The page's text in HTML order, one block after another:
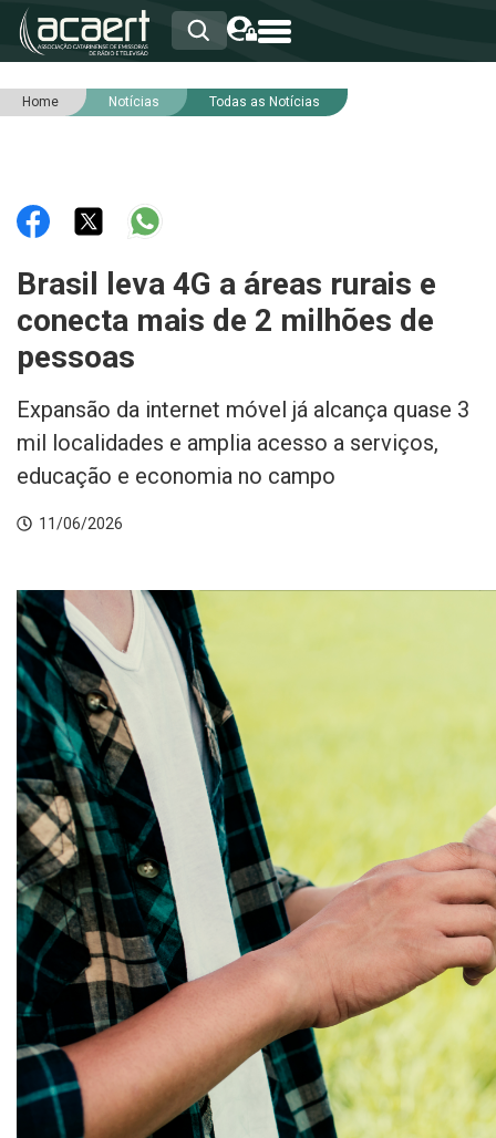
HOME
RNA
NOTÍCIAS
SERVIÇOS
INTEGRIDADE
Home Notícias Todas as Notícias
Brasil leva 4G a áreas rurais e
conecta mais de 2 milhões de
pessoas
Expansão da internet móvel já alcança quase 3
mil localidades e amplia acesso a serviços,
educação e economia no campo
11/06/2026